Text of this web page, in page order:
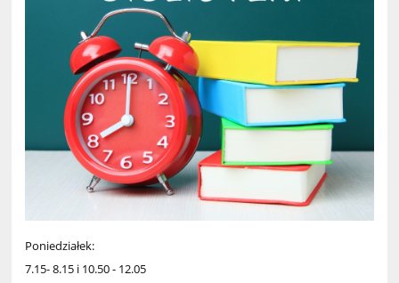
Poniedziałek:
7.15- 8.15 i 10.50 - 12.05